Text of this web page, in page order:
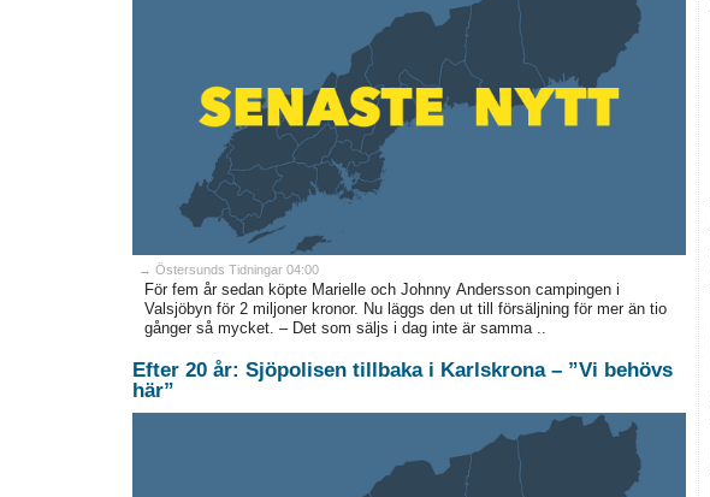
→ Östersunds Tidningar 04:00
För fem år sedan köpte Marielle och Johnny Andersson campingen i
Valsjöbyn för 2 miljoner kronor. Nu läggs den ut till försäljning för mer än tio
gånger så mycket. – Det som säljs i dag inte är samma ..
Efter 20 år: Sjöpolisen tillbaka i Karlskrona – ”Vi behövs
här”